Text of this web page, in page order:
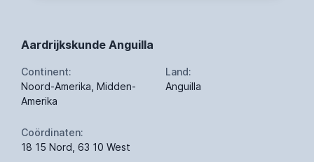
Aardrijkskunde Anguilla
Continent:
Noord-Amerika, Midden-
Amerika
Land:
Anguilla
Coördinaten:
18 15 Nord, 63 10 West